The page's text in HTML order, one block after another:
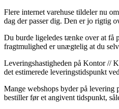
Flere internet varehuse tildeler nu
dag der passer dig. Den er jo rigtig
Du burde ligeledes tænke over at få
fragtmulighed er unægtelig at du
Leveringshastigheden på Kontor //
det estimerede leveringstidspunkt
Mange webshops byder på
bestiller før et angivent tidspunkt,